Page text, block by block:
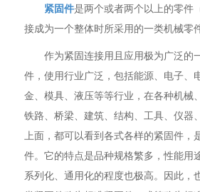
紧固件是两个或者两个以上的零件
接成为一个整体时所采用的一类机械零
作为紧固连接用且应用极为广泛的
件，使用行业广泛，包括能源、电子、
金、模具、液压等等行业，在各种机械
铁路、桥梁、建筑、结构、工具、仪器
上面，都可以看到各式各样的紧固件，
件。它的特点是品种规格繁多，性能用
系列化、通用化的程度也极高。因此，